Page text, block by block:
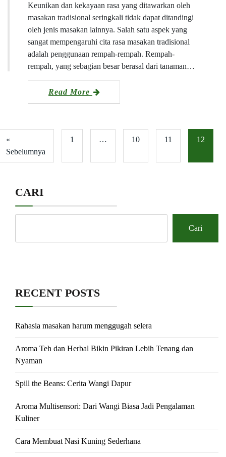
Keunikan dan kekayaan rasa yang ditawarkan oleh
masakan tradisional seringkali tidak dapat ditandingi
oleh jenis masakan lainnya. Salah satu aspek yang
sangat mempengaruhi cita rasa masakan tradisional
adalah penggunaan rempah-rempah. Rempah-
rempah, yang sebagian besar berasal dari tanaman…
Read More
«
Sebelumnya
1 … 10 11 12
CARI
Cari
RECENT POSTS
Rahasia masakan harum menggugah selera
Aroma Teh dan Herbal Bikin Pikiran Lebih Tenang dan
Nyaman
Spill the Beans: Cerita Wangi Dapur
Aroma Multisensori: Dari Wangi Biasa Jadi Pengalaman
Kuliner
Cara Membuat Nasi Kuning Sederhana